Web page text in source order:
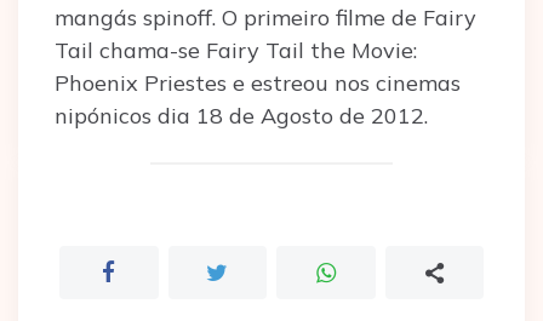
mangás spinoff. O primeiro filme de Fairy
Tail chama-se Fairy Tail the Movie:
Phoenix Priestes e estreou nos cinemas
nipónicos dia 18 de Agosto de 2012.